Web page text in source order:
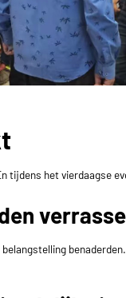
het vierdaagse